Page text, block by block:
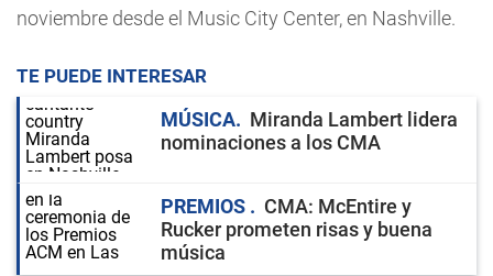
noviembre desde el Music City Center, en Nashville.
TE PUEDE INTERESAR
MÚSICA
Miranda Lambert lidera
nominaciones a los CMA
PREMIOS
CMA: McEntire y
Rucker prometen risas y buena
música